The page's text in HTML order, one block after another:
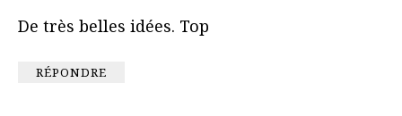
De très belles idées. Top
RÉPONDRE